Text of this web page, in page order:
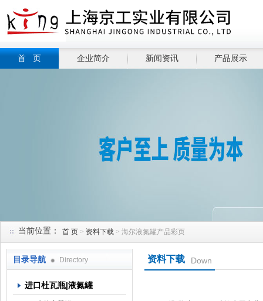
上海京工实业有限公司
首 页 企业简介 新闻资讯 产品展示
当前位置： 首 页 > 资料下载 > 海尔液氮罐产品彩页
目录导航 Directory
进口杜瓦瓶|液氮罐
资料下载 Down